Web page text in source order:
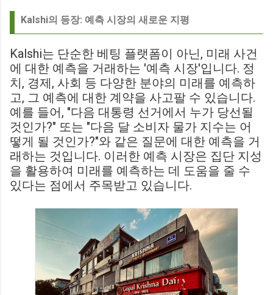
Kalshi의 등장: 예측 시장의 새로운 지평
Kalshi는 단순한 베팅 플랫폼이 아닌, 미래 사건
에 대한 예측을 거래하는 '예측 시장'입니다. 정
치, 경제, 사회 등 다양한 분야의 미래를 예측하
고, 그 예측에 대한 계약을 사고팔 수 있습니다.
예를 들어, "다음 대통령 선거에서 누가 당선될
것인가?" 또는 "다음 달 소비자 물가 지수는 어
떻게 될 것인가?"와 같은 질문에 대한 예측을 거
래하는 것입니다. 이러한 예측 시장은 집단 지성
을 활용하여 미래를 예측하는 데 도움을 줄 수
있다는 점에서 주목받고 있습니다.